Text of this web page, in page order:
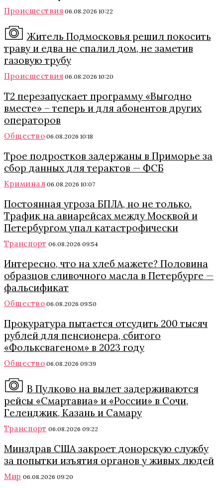
Происшествия 06.08.2026 10:22
Житель Подмосковья решил покосить
траву и едва не спалил дом, не заметив
газовую трубу
Происшествия 06.08.2026 10:20
Т2 перезапускает программу «Выгодно
вместе» – теперь и для абонентов других
операторов
Общество 06.08.2026 10:18
Трое подростков задержаны в Приморье за
сбор данных для терактов — ФСБ
Криминал 06.08.2026 10:07
Постоянная угроза БПЛА, но не только.
Трафик на авиарейсах между Москвой и
Петербургом упал катастрофически
Транспорт 06.08.2026 09:54
Интересно, что на хлеб мажете? Половина
образцов сливочного масла в Петербурге —
фальсификат
Общество 06.08.2026 09:50
Прокуратура пытается отсудить 200 тысяч
рублей для пенсионера, сбитого
«Фольксвагеном» в 2023 году
Общество 06.08.2026 09:39
В Пулково на вылет задерживаются
рейсы «Смартавиа» и «России» в Сочи,
Геленджик, Казань и Самару
Транспорт 06.08.2026 09:22
Минздрав США закроет донорскую службу
за попытки изъятия органов у живых людей
Мир 06.08.2026 09:20